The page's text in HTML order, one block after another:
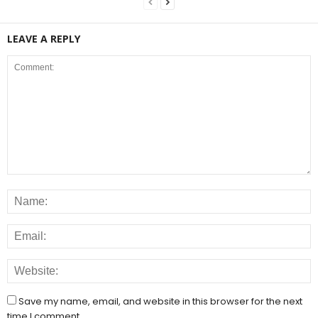
LEAVE A REPLY
Save my name, email, and website in this browser for the next